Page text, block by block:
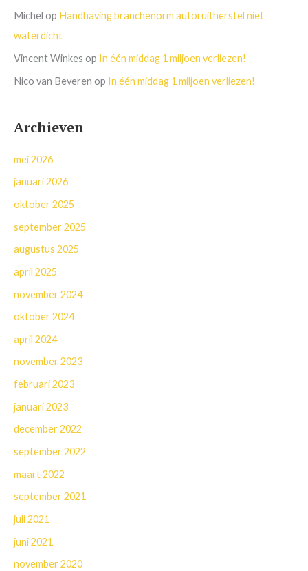
Michel op Handhaving branchenorm autoruitherstel niet
waterdicht
Vincent Winkes op In één middag 1 miljoen verliezen!
Nico van Beveren op In één middag 1 miljoen verliezen!
Archieven
mei 2026
januari 2026
oktober 2025
september 2025
augustus 2025
april 2025
november 2024
oktober 2024
april 2024
november 2023
februari 2023
januari 2023
december 2022
september 2022
maart 2022
september 2021
juli 2021
juni 2021
november 2020